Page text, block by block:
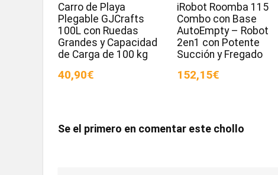
Carro de Playa
Plegable GJCrafts
100L con Ruedas
Grandes y Capacidad
de Carga de 100 kg
40,90€
iRobot Roomba 115
Combo con Base
AutoEmpty – Robot
2en1 con Potente
Succión y Fregado
152,15€
Se el primero en comentar este chollo